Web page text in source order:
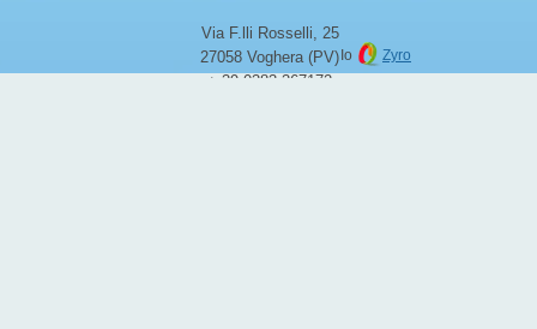
Io Zyro
Via F.lli Rosselli, 25
27058 Voghera (PV)
+ 39 0383 367172